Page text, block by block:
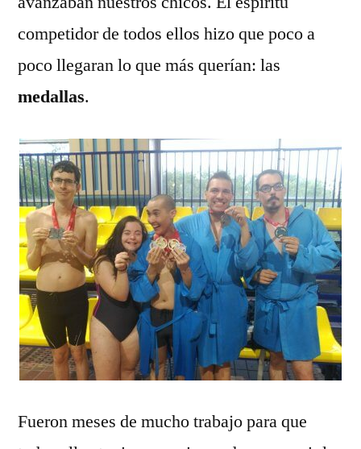
competidor de todos ellos hizo que poco a
poco llegaran lo que más querían: las
medallas.
Fueron meses de mucho trabajo para que